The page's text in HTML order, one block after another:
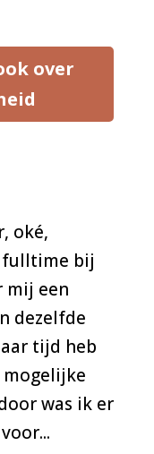
over
oké,
fulltime bij
mij een
dezelfde
tijd heb
was ik er